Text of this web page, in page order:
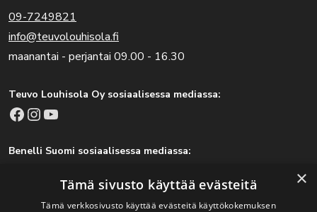
09-7249821
info@teuvolouhisola.fi
maanantai - perjantai 09.00 - 16.30
Teuvo Louhisola Oy sosiaalisessa mediassa:
Facebook Instagram YouTube
Benelli Suomi sosiaalisessa mediassa:
×
Tämä sivusto käyttää evästeitä
Tämä verkkosivusto käyttää evästeitä käyttökokemuksen